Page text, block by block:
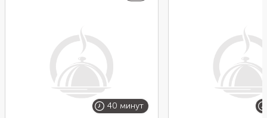
40 минут